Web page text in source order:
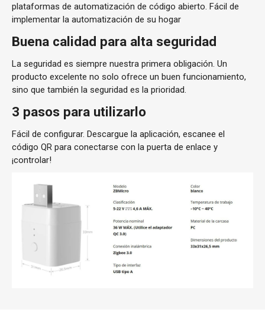
plataformas de automatización de código abierto. Fácil de
implementar la automatización de su hogar
Buena calidad para alta seguridad
La seguridad es siempre nuestra primera obligación. Un
producto excelente no solo ofrece un buen funcionamiento,
sino que también la seguridad es la prioridad.
3 pasos para utilizarlo
Fácil de configurar. Descargue la aplicación, escanee el
código QR para conectarse con la puerta de enlace y
¡controlar!